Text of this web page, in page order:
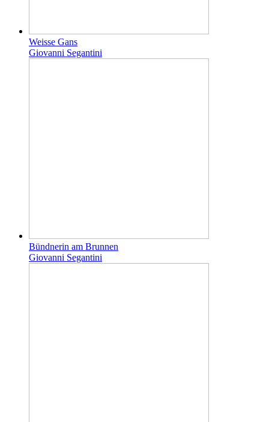
Weisse Gans
Giovanni Segantini
Bündnerin am Brunnen
Giovanni Segantini